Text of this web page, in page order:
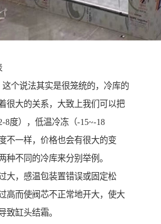
这个说法其实是很笼统的，冷库的
很大的关系，大致上我们可以把
8度），低温冷冻（-15~-18
不一样，价格也会有很大的变
种不同的冷库来分别举例。
大，感温包装置错误或固定松
高而使阀芯不正常地开大，使大
致缸头结霜。